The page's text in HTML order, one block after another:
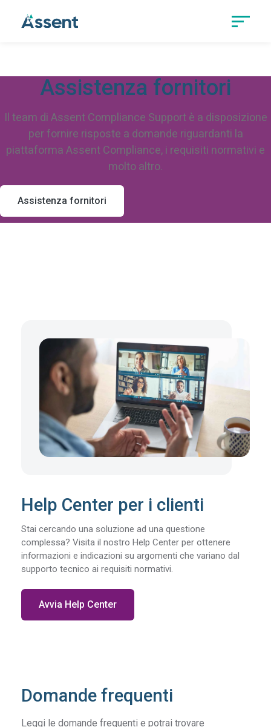
Assistenza fornitori
Il team di Assent Compliance Support è a disposizione
per fornire risposte a domande riguardanti la
piattaforma Assent Compliance, i requisiti normativi e
molto altro.
Assistenza fornitori
Help Center per i clienti
Stai cercando una soluzione ad una questione
complessa? Visita il nostro Help Center per ottenere
informazioni e indicazioni su argomenti che variano dal
supporto tecnico ai requisiti normativi.
Avvia Help Center
Domande frequenti
Leggi le domande frequenti e potrai trovare